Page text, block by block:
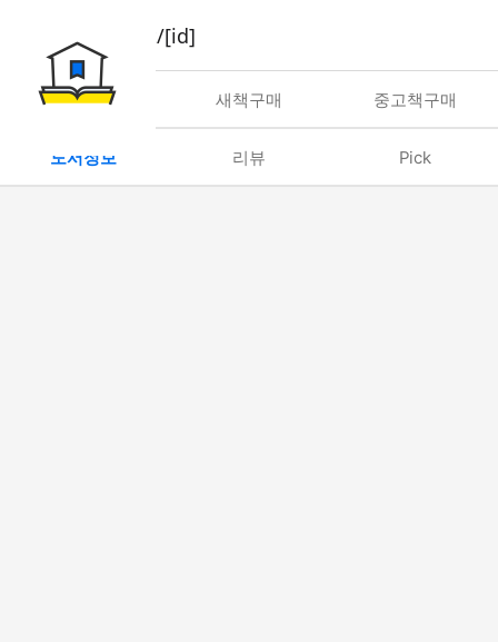
book/rent/[id]
대여 새책구매 중고책구매
도서정보 리뷰 Pick